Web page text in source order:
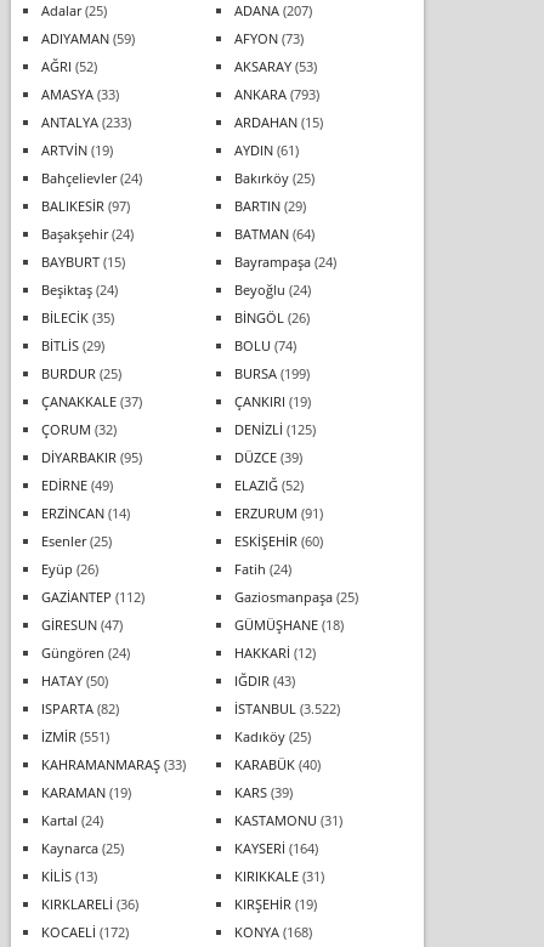
Adalar(25) ADANA(207)
ADIYAMAN(59) AFYON(73)
AĞRI (52) AKSARAY(53)
AMASYA(33) ANKARA(793)
ANTALYA(233) ARDAHAN(15)
ARTVİN(19) AYDIN(61)
Bahçelievler(24) Bakırköy(25)
BALIKESİR (97) BARTIN(29)
Başakşehir(24) BATMAN(64)
BAYBURT(15) Bayrampaşa(24)
Beşiktaş(24) Beyoğlu (24)
BİLECİK(35) BİNGÖL (26)
BİTLİS(29) BOLU (74)
BURDUR (25) BURSA(199)
ÇANAKKALE(37) ÇANKIRI (19)
ÇORUM (32) DENİZLİ (125)
DİYARBAKIR (95) DÜZCE(39)
EDİRNE(49) ELAZIĞ(52)
ERZİNCAN(14) ERZURUM (91)
Esenler(25) ESKİŞEHİR (60)
Eyüp (26) Fatih (24)
GAZİANTEP (112) Gaziosmanpaşa(25)
GİRESUN(47) GÜMÜŞHANE(18)
Güngören (24) HAKKARİ (12)
HATAY(50) IĞDIR (43)
ISPARTA(82) İSTANBUL (3.522)
İZMİR (551) Kadıköy(25)
KAHRAMANMARAŞ(33) KARABÜK(40)
KARAMAN(19) KARS(39)
Kartal (24) KASTAMONU (31)
Kaynarca(25) KAYSERİ (164)
KİLİS(13) KIRIKKALE(31)
KIRKLARELİ (36) KIRŞEHİR (19)
KOCAELİ (172) KONYA(168)